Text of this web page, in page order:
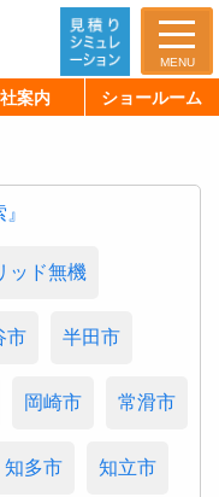
MENU
案内 ショールーム
ッド無機
市 半田市
岡崎市 常滑市
知多市 知立市